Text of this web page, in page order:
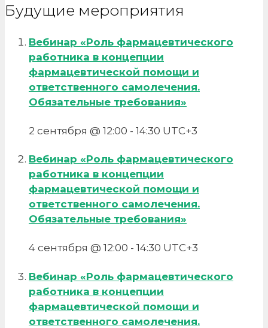
Будущие мероприятия
Вебинар «Роль фармацевтического
работника в концепции
фармацевтической помощи и
ответственного самолечения.
Обязательные требования»
2 сентября @ 12:00 - 14:30 UTC+3
Вебинар «Роль фармацевтического
работника в концепции
фармацевтической помощи и
ответственного самолечения.
Обязательные требования»
4 сентября @ 12:00 - 14:30 UTC+3
Вебинар «Роль фармацевтического
работника в концепции
фармацевтической помощи и
ответственного самолечения.